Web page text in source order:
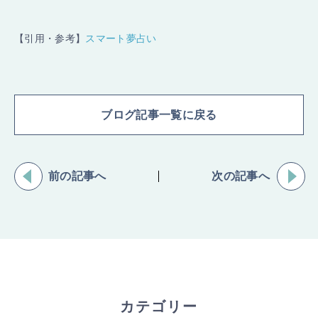
【引用・参考】 スマート夢占い
ブログ記事一覧に戻る
前の記事へ 次の記事へ
カテゴリー